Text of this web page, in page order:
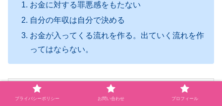
お金に対する罪悪感をもたない
自分の年収は自分で決める
お金が入ってくる流れを作る。出ていく流れを作
ってはならない。
お金の原則は職業や地位に違いはない。
プライバシーポリシー お問い合わせ プロフィール